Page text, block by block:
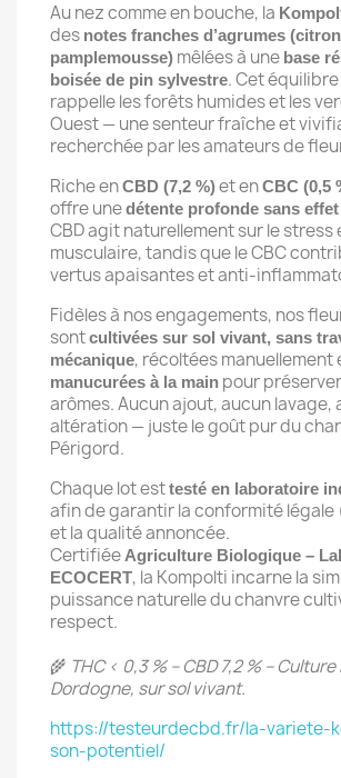
Au nez comme en bouche, la
des notes franches d’agrumes
pamplemousse) mêlées à une base
boisée de pin sylvestre. Cet équilibre
rappelle les forêts humides et les
Ouest — une senteur fraîche et
recherchée par les amateurs de
Riche enCBD (7,2 %)et enCBC (0,5
offre unedétente profonde sans
CBD agit naturellement sur le stress
musculaire, tandis que le CBC
vertus apaisantes et anti-
Fidèles à nos engagements, nos
sontcultivées sur sol vivant, sans
mécanique, récoltées manuellement
manucurées à la main pour
arômes. Aucun ajout, aucun lavage,
altération — juste le goût pur du
Périgord.
Chaque lot esttesté en laboratoire
afin de garantir la conformité légale
et la qualité annoncée.
Certifiée Agriculture Biologique –
ECOCERT, la Kompolti incarne la
puissance naturelle du chanvre
respect.
🌾 THC < 0,3 % – CBD 7,2 % –
Dordogne, sur sol vivant.
https://testeurdecbd.fr/la-variete-
son-potentiel/